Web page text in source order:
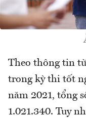
Theo thông tin
trong kỳ thi tốt
năm 2021, tổng
1.021.340. Tuy